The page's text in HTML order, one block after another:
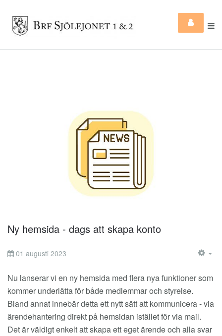
Ny hemsida - dags att skapa konto
01 augusti 2023
Nu lanserar vi en ny hemsida med flera nya funktioner som
kommer underlätta för både medlemmar och styrelse.
Bland annat innebär detta ett nytt sätt att kommunicera - via
ärendehantering direkt på hemsidan istället för via mail.
Det är väldigt enkelt att skapa ett eget ärende och alla svar